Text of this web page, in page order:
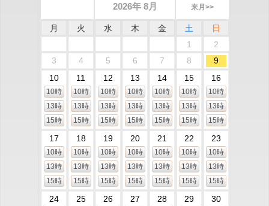
2026年 8月 来月>>
月 火 水 木 金 土
日
1
2
3
4 5 6 7 8
9
10
10時
13時
15時
11
10時
13時
15時
12
10時
13時
15時
13
10時
13時
15時
14
10時
13時
15時
15
10時
13時
15時
16
10時
13時
15時
17
10時
13時
15時
18
10時
13時
15時
19
10時
13時
15時
20
10時
13時
15時
21
10時
13時
15時
22
10時
13時
15時
23
10時
13時
15時
24 25 26 27 28 29 30